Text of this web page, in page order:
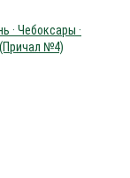
· Чебоксары ·
№4)